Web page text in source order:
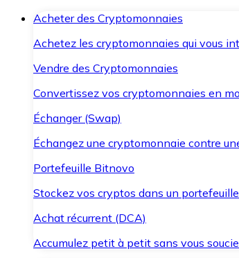
Acheter des Cryptomonnaies
Achetez les cryptomonnaies qui vous
Vendre des Cryptomonnaies
Convertissez vos cryptomonnaies en
Échanger (Swap)
Échangez une cryptomonnaie contre
Portefeuille Bitnovo
Stockez vos cryptos dans un
Achat récurrent (DCA)
Accumulez petit à petit sans vous